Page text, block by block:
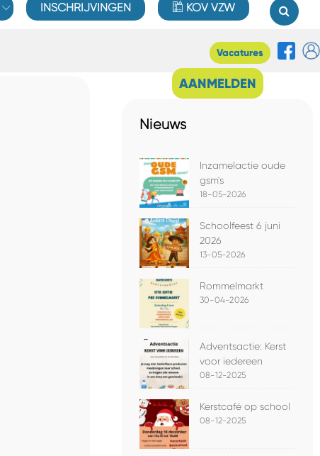
INSCHRIJVINGEN KOV VZW
Vacatures
AANMELDEN
Nieuws
Inzamelactie oude
gsm's
18-05-2026
Schoolfeest 6 juni
2026
13-05-2026
Rommelmarkt
30-04-2026
Adventsactie: Kerst
voor iedereen
08-12-2025
Kerstcafé op school
08-12-2025